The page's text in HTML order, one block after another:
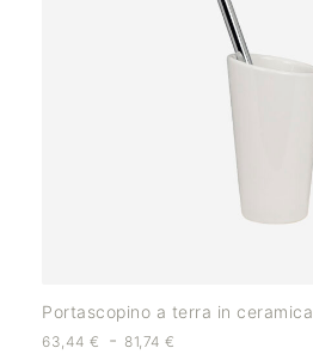
Portascopino a terra in ceramica
63,44 € - 81,74€